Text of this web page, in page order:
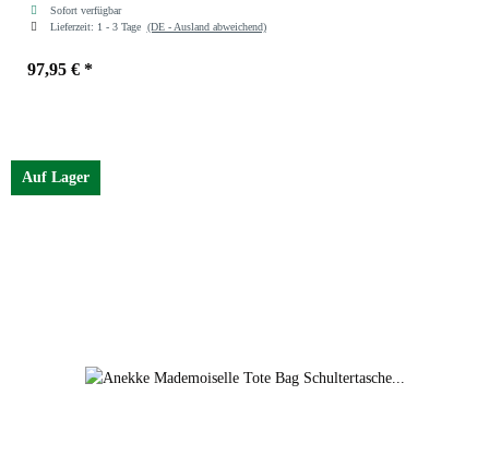
Sofort verfügbar
Lieferzeit: 1 - 3 Tage (DE - Ausland abweichend)
97,95 € *
Auf Lager